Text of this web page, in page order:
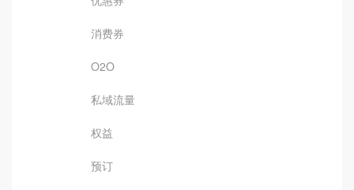
消费券
O2O
私域流量
权益
预订